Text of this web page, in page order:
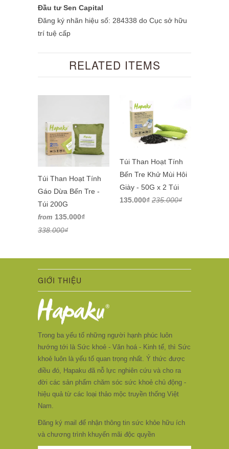
Đầu tư Sen Capital
Đăng ký nhãn hiệu số: 284338 do Cục sở hữu
trí tuệ cấp
RELATED ITEMS
Túi Than Hoạt Tính
Gáo Dừa Bến Tre -
Túi 200G
from 135.000₫
338.000₫
Túi Than Hoạt Tính
Bến Tre Khử Mùi Hôi
Giày - 50G x 2 Túi
135.000₫ 235.000₫
GIỚI THIỆU
Trong ba yếu tố những người hạnh phúc luôn
hướng tới là Sức khoẻ - Văn hoá - Kinh tế, thì Sức
khoẻ luôn là yếu tố quan trọng nhất. Ý thức được
điều đó, Hapaku đã nỗ lực nghiên cứu và cho ra
đời các sản phẩm chăm sóc sức khoẻ chủ động -
hiệu quả từ các loại thảo mộc truyền thống Việt
Nam.
Đăng ký mail để nhận thông tin sức khỏe hữu ích
và chương trình khuyến mãi độc quyền